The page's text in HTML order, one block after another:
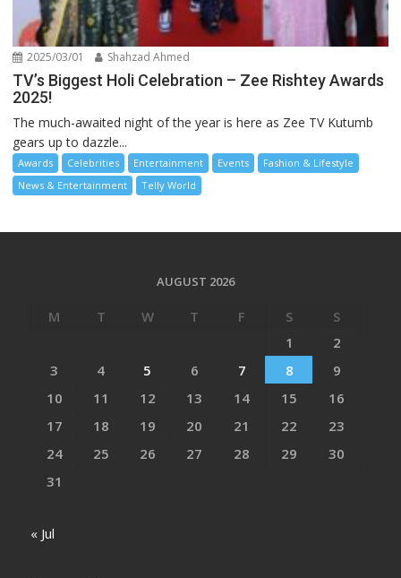
2025/03/01 Shahzad Ahmed
TV’s Biggest Holi Celebration – Zee Rishtey Awards
2025!
The much-awaited night of the year is here as Zee TV Kutumb
gears up to dazzle...
Awards Celebrities Entertainment Events
Fashion & Lifestyle
News & Entertainment
Telly World
AUGUST 2026
M T W T F S
S
1
2
3
4 5 6 7 8
9
10
11 12 13 14 15
16
17
18 19 20 21 22
23
24
25 26 27 28 29
30
31
« Jul